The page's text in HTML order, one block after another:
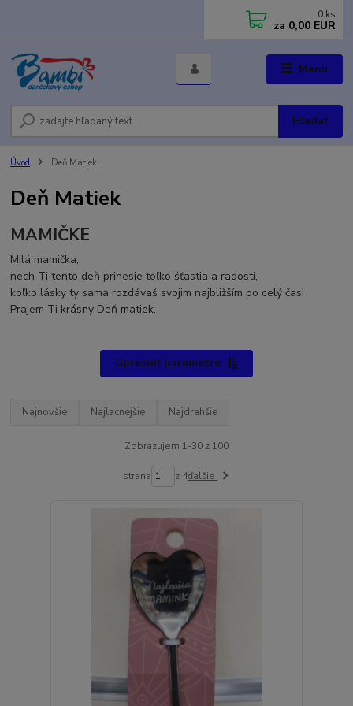
Menu
Hľadať
0 ks
za 0,00 EUR
Úvod Deň Matiek
Deň Matiek
MAMIČKE
Milá mamička,
nech Ti tento deň prinesie toľko šťastia a radosti,
koľko lásky ty sama rozdávaš svojim najbližším po celý čas!
Prajem Ti krásny Deň matiek.
Upresniť parametre
Najnovšie Najlacnejšie Najdrahšie
Zobrazujem 1-30 z 100
strana z 4ďalšie